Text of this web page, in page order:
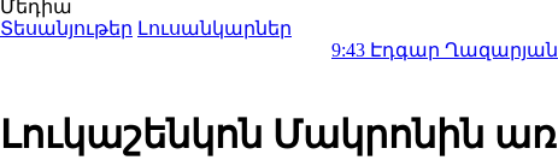
Մեդիա
Տեսանյութեր Լուսանկարներ
Էդգար Ղազարյանի և «Ուժեղ
Լուկաշենկոն Մակրոնին